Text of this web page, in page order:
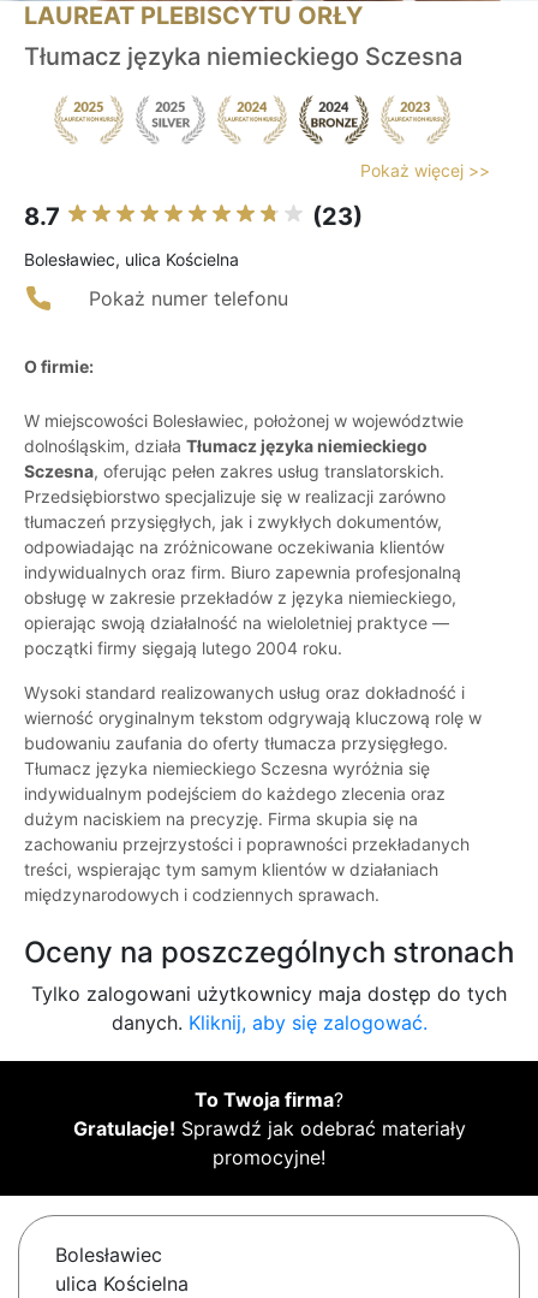
LAUREAT PLEBISCYTU ORŁY
Tłumacz języka niemieckiego Sczesna
Pokaż więcej >>
8.7 (23)
Bolesławiec, ulica Kościelna
Pokaż numer telefonu
O firmie:
W miejscowości Bolesławiec, położonej w województwie
dolnośląskim, działa Tłumacz języka niemieckiego
Sczesna, oferując pełen zakres usług translatorskich.
Przedsiębiorstwo specjalizuje się w realizacji zarówno
tłumaczeń przysięgłych, jak i zwykłych dokumentów,
odpowiadając na zróżnicowane oczekiwania klientów
indywidualnych oraz firm. Biuro zapewnia profesjonalną
obsługę w zakresie przekładów z języka niemieckiego,
opierając swoją działalność na wieloletniej praktyce —
początki firmy sięgają lutego 2004 roku.
Wysoki standard realizowanych usług oraz dokładność i
wierność oryginalnym tekstom odgrywają kluczową rolę w
budowaniu zaufania do oferty tłumacza przysięgłego.
Tłumacz języka niemieckiego Sczesna wyróżnia się
indywidualnym podejściem do każdego zlecenia oraz
dużym naciskiem na precyzję. Firma skupia się na
zachowaniu przejrzystości i poprawności przekładanych
treści, wspierając tym samym klientów w działaniach
międzynarodowych i codziennych sprawach.
Oceny na poszczególnych stronach
Tylko zalogowani użytkownicy maja dostęp do tych
danych. Kliknij, aby się zalogować.
To Twoja firma?
Gratulacje! Sprawdź jak odebrać materiały
promocyjne!
Bolesławiec
ulica Kościelna